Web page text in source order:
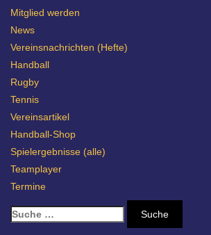
Mitglied werden
News
Vereinsnachrichten (Hefte)
Handball
Rugby
Tennis
Vereinsartikel
Handball-Shop
Spielergebnisse (alle)
Teamplayer
Termine
S
u